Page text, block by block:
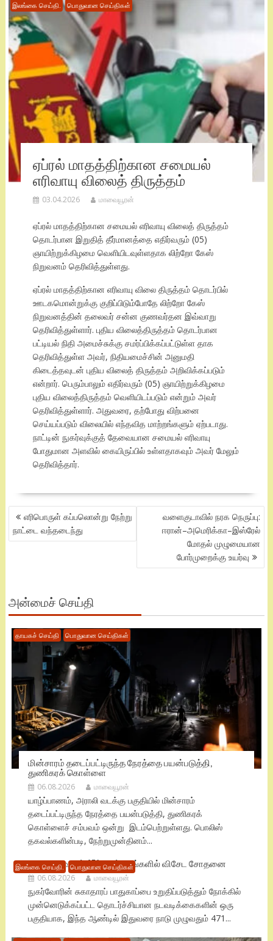
இலங்கை செய்தி. பொதுவான செய்திகள்
ஏப்ரல் மாதத்திற்கான சமையல்
எரிவாயு விலைத் திருத்தம்
03.04.2026 மாவையூரன்
ஏப்ரல் மாதத்திற்கான சமையல் எரிவாயு விலைத் திருத்தம்
தொடர்பான இறுதித் தீர்மானத்தை எதிர்வரும் (05)
ஞாயிற்றுக்கிழமை வெளியிடவுள்ளதாக லிற்றோ கேஸ்
நிறுவனம் தெரிவித்துள்ளது.
ஏப்ரல் மாதத்திற்கான எரிவாயு விலை திருத்தம் தொடர்பில்
ஊடகமொன்றுக்கு குறிப்பிடும்போதே லிற்றோ கேஸ்
நிறுவனத்தின் தலைவர் சன்ன குணவர்தன இவ்வாறு
தெரிவித்துள்ளார். புதிய விலைத்திருத்தம் தொடர்பான
பட்டியல் நிதி அமைச்சுக்கு சமர்ப்பிக்கப்பட்டுள்ள தாக
தெரிவித்துள்ள அவர், நிதியமைச்சின் அனுமதி
கிடைத்தவுடன் புதிய விலைத் திருத்தம் அறிவிக்கப்படும்
என்றார். பெரும்பாலும் எதிர்வரும் (05) ஞாயிற்றுக்கிழமை
புதிய விலைத்திருத்தம் வெளியிடப்படும் என்றும் அவர்
தெரிவித்துள்ளார். அதுவரை, தற்போது விற்பனை
செய்யப்படும் விலையில் எந்தவித மாற்றங்களும் ஏற்படாது.
நாட்டின் நுகர்வுக்குத் தேவையான சமையல் எரிவாயு
போதுமான அளவில் கையிருப்பில் உள்ளதாகவும் அவர் மேலும்
தெரிவித்தார்.
POST
NAVIGATION
எரிபொருள் கப்பலொன்று நேற்று
நாட்டை வந்தடைந்து
வளைகுடாவில் நரக நெருப்பு:
ஈரான்–அமெரிக்கா–இஸ்ரேல்
மோதல் முழுமையான
போர்முறைக்கு உயர்வு
அன்மைச் செய்தி
தாயகச் செய்தி பொதுவான செய்திகள்
மின்சாரம் தடைப்பட்டிருந்த நேரத்தை பயன்படுத்தி,
துணிகரக் கொள்ளை
06.08.2026 மாவையூரன்
யாழ்ப்பாணம், அராலி வடக்கு பகுதியில் மின்சாரம்
தடைப்பட்டிருந்த நேரத்தை பயன்படுத்தி, துணிகரக்
கொள்ளைச் சம்பவம் ஒன்று இடம்பெற்றுள்ளது. பொலிஸ்
தகவல்களின்படி, நேற்றுமுன்தினம்...
இலங்கை செய்தி. பொதுவான செய்திகள்
நாடு முழுவதும் 471 மருந்தகங்களில் விசேட சோதனை
06.08.2026 மாவையூரன்
நுகர்வோரின் சுகாதாரப் பாதுகாப்பை உறுதிப்படுத்தும் நோக்கில்
முன்னெடுக்கப்பட்ட தொடர்ச்சியான நடவடிக்கைகளின் ஒரு
பகுதியாக, இந்த ஆண்டில் இதுவரை நாடு முழுவதும் 471...